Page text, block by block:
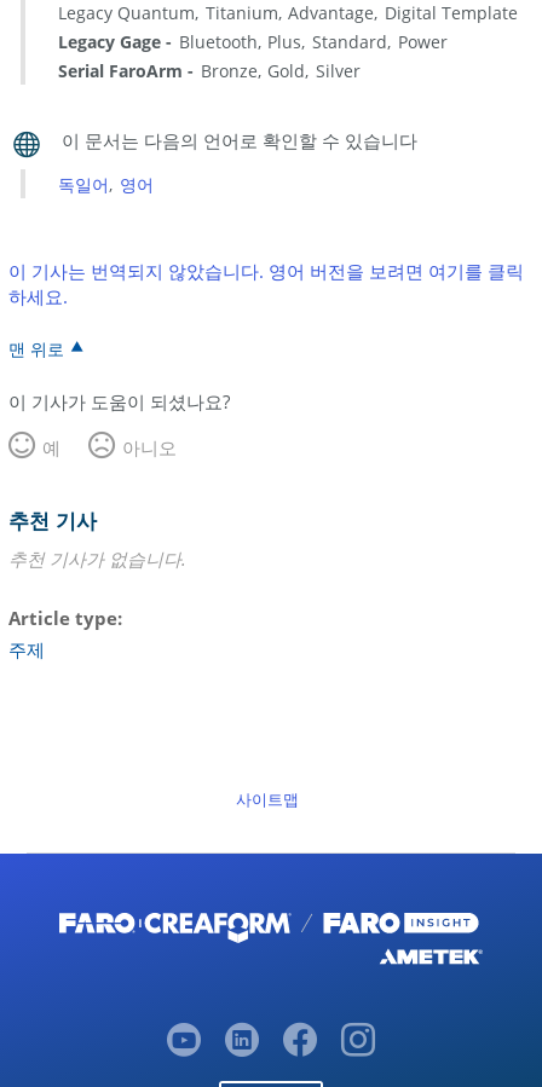
Legacy Quantum Titanium Advantage Digital Template
Legacy Gage
Bluetooth Plus Standard Power
Serial FaroArm
Bronze Gold Silver
독일어 영어
이 기사는 번역되지 않았습니다. 영어 버전을 보려면 여기를 클릭
하세요.
맨 위로
이 기사가 도움이 되셨나요?
예
아니오
추천 기사
추천 기사가 없습니다.
Article type
주제
사이트맵